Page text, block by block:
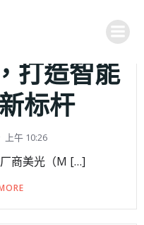
打造智能
标杆
上午 10:26
商美光（M […]